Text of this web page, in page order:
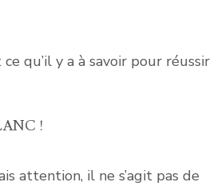
qu’il y a à savoir pour réussir
!
attention, il ne s’agit pas de